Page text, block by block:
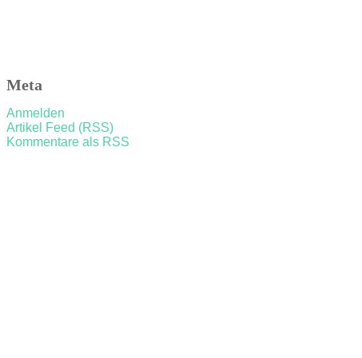
Meta
Anmelden
Artikel Feed (RSS)
Kommentare als RSS